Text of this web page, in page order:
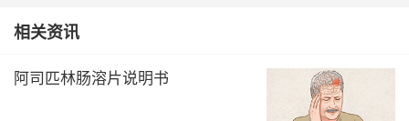
相关资讯
阿司匹林肠溶片说明书